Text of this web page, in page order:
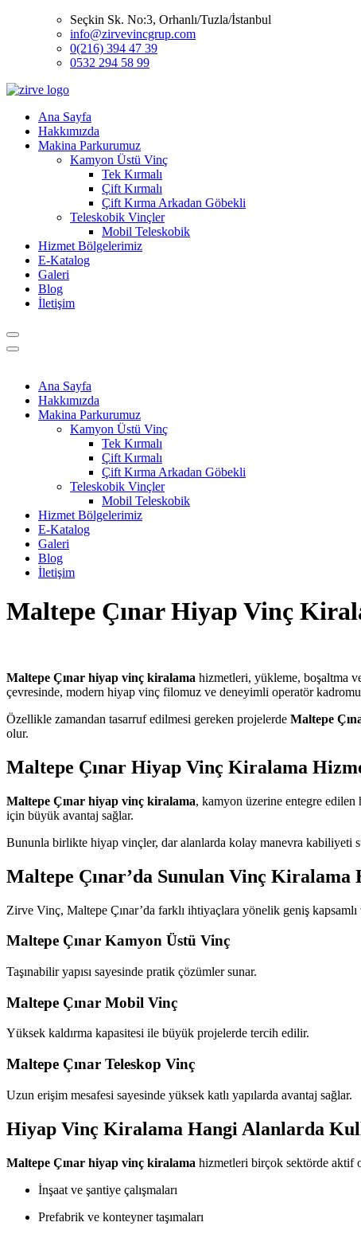
Seçkin Sk. No:3, Orhanlı/Tuzla/İstanbul
info@zirvevincgrup.com
0(216) 394 47 39
0532 294 58 99
Ana Sayfa
Hakkımızda
Makina Parkurumuz
Kamyon Üstü Vinç
Tek Kırmalı
Çift Kırmalı
Çift Kırma Arkadan Göbekli
Teleskobik Vinçler
Mobil Teleskobik
Hizmet Bölgelerimiz
E-Katalog
Galeri
Blog
İletişim
Ana Sayfa
Hakkımızda
Makina Parkurumuz
Kamyon Üstü Vinç
Tek Kırmalı
Çift Kırmalı
Çift Kırma Arkadan Göbekli
Teleskobik Vinçler
Mobil Teleskobik
Hizmet Bölgelerimiz
E-Katalog
Galeri
Blog
İletişim
Maltepe Çınar Hiyap Vinç
Maltepe Çınar hiyap vinç kiralama hizmetleri, yükleme, boşaltma
çevresinde, modern hiyap vinç filomuz ve deneyimli operatör
Özellikle zamandan tasarruf edilmesi gereken projelerde Maltepe
olur.
Maltepe Çınar Hiyap Vinç Kiralama
Maltepe Çınar hiyap vinç kiralama, kamyon üzerine entegre edilen
için büyük avantaj sağlar.
Bununla birlikte hiyap vinçler, dar alanlarda kolay manevra kabiliyeti
Maltepe Çınar’da Sunulan Vinç Kiralama
Zirve Vinç, Maltepe Çınar’da farklı ihtiyaçlara yönelik geniş
Maltepe Çınar Kamyon Üstü Vinç
Taşınabilir yapısı sayesinde pratik çözümler sunar.
Maltepe Çınar Mobil Vinç
Yüksek kaldırma kapasitesi ile büyük projelerde tercih edilir.
Maltepe Çınar Teleskop Vinç
Uzun erişim mesafesi sayesinde yüksek katlı yapılarda avantaj sağlar.
Hiyap Vinç Kiralama Hangi Alanlarda
Maltepe Çınar hiyap vinç kiralama hizmetleri birçok sektörde aktif
İnşaat ve şantiye çalışmaları
Prefabrik ve konteyner taşımaları